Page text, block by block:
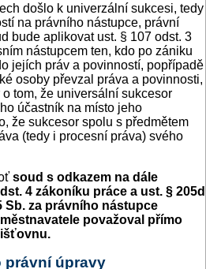
došlo k univerzální sukcesi, tedy
na právního nástupce, právní
bude aplikovat ust. § 107 odst. 3
nástupcem ten, kdo po zániku
jejích práv a povinností, popřípadě
osoby převzal práva a povinnosti,
o tom, že universální sukcesor
účastník na místo jeho
že sukcesor spolu s předmětem
(tedy i procesní práva) svého
soud s odkazem na dále
4 zákoníku práce a ust. § 205d
Sb. za právního nástupce
považoval přímo
právní úpravy